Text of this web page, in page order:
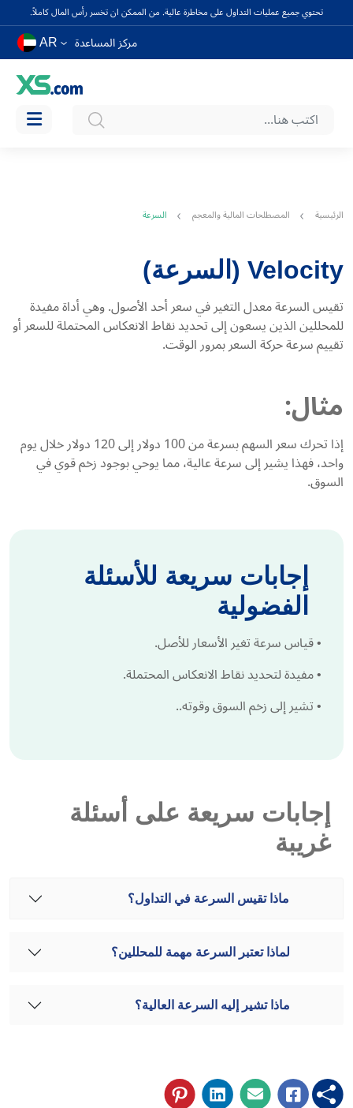
تحتوي جميع عمليات التداول على مخاطرة عالية. من الممكن ان تخسر رأس المال كاملاً.
مركز المساعدة AR
الرئيسية المصطلحات المالية والمعجم السرعة
Velocity (السرعة)
تقيس السرعة معدل التغير في سعر أحد الأصول. وهي أداة مفيدة
للمحللين الذين يسعون إلى تحديد نقاط الانعكاس المحتملة للسعر أو
تقييم سرعة حركة السعر بمرور الوقت.
مثال:
إذا تحرك سعر السهم بسرعة من 100 دولار إلى 120 دولار خلال يوم
واحد، فهذا يشير إلى سرعة عالية، مما يوحي بوجود زخم قوي في
السوق.
إجابات سريعة للأسئلة
الفضولية
•قياس سرعة تغير الأسعار للأصل.
•مفيدة لتحديد نقاط الانعكاس المحتملة.
•تشير إلى زخم السوق وقوته..
إجابات سريعة على أسئلة
غريبة
ماذا تقيس السرعة في التداول؟
لماذا تعتبر السرعة مهمة للمحللين؟
ماذا تشير إليه السرعة العالية؟